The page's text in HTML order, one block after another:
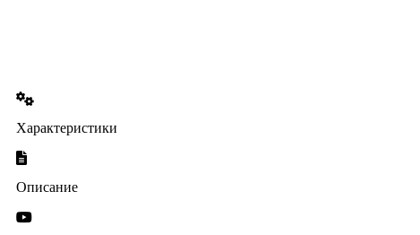
Характеристики
Описание